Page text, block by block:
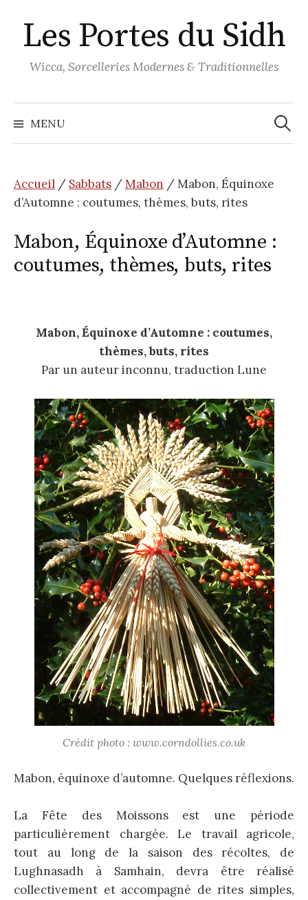
au
contenu
Les Portes du Sidh
Wicca, Sorcelleries Modernes & Traditionnelles
MENU
Accueil / Sabbats /Mabon / Mabon, Équinoxe
d’Automne : coutumes, thèmes, buts, rites
Mabon, Équinoxe d’Automne :
coutumes, thèmes, buts, rites
Mabon, Équinoxe d’Automne : coutumes,
thèmes, buts, rites
Par un auteur inconnu, traduction Lune
Crédit photo : www.corndollies.co.uk
Mabon, équinoxe d’automne. Quelques réflexions.
La Fête des Moissons est une période
particulièrement chargée. Le travail agricole,
tout au long de la saison des récoltes, de
Lughnasadh à Samhain, devra être réalisé
collectivement et accompagné de rites simples,